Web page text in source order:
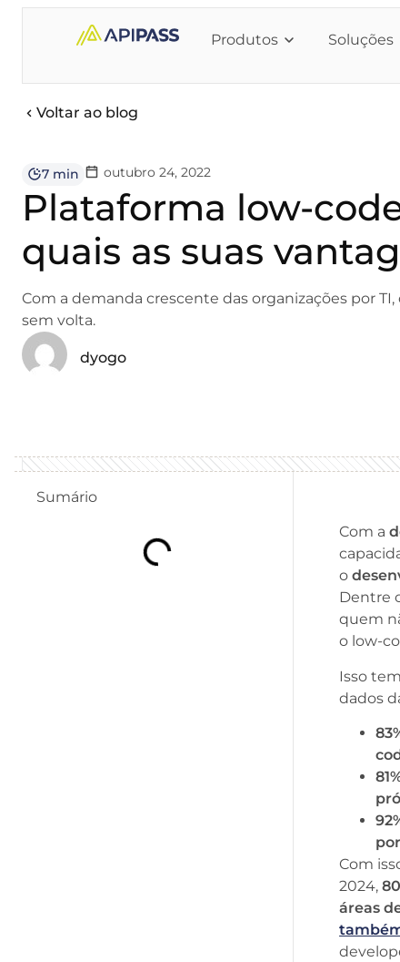
Produtos Soluções
Voltar ao blog
7 min outubro 24, 2022
Plataforma low-
quais as suas
Com a demanda crescente das organizações por
sem volta.
dyogo
Sumário
Com a
o
Dentre
quem
o low-
Isso
dados
Com
2024,
áreas